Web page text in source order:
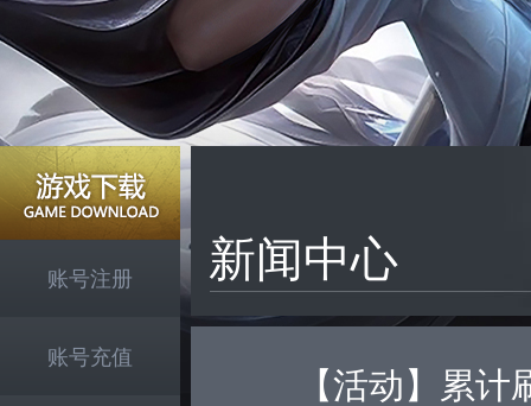
账号注册
账号充值
新闻中心
【活动】累